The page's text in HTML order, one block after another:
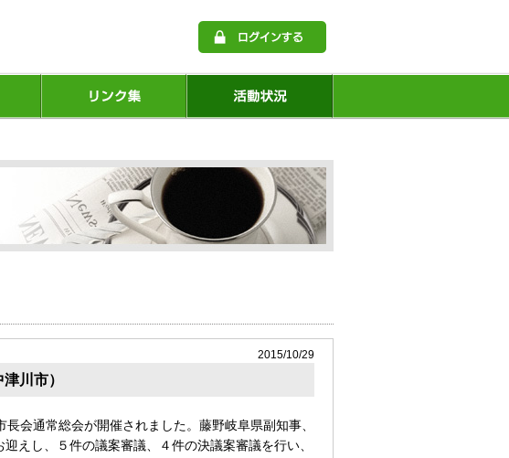
2015/10/29
川市）
会通常総会が開催されました。藤野岐阜県副知事、
えし、５件の議案審議、４件の決議案審議を行い、